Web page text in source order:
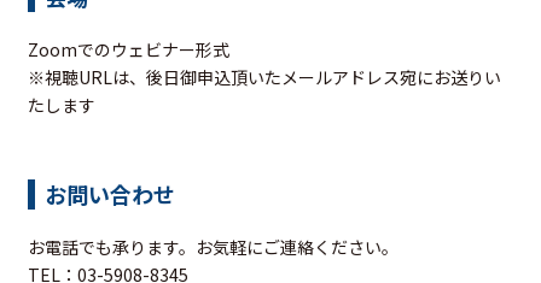
Zoomでのウェビナー形式
※視聴URLは、後日御申込頂いたメールアドレス宛にお送りい
たします
お問い合わせ
お電話でも承ります。お気軽にご連絡ください。
TEL：03-5908-8345